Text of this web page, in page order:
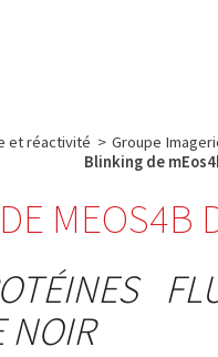
et réactivité > Groupe
Blinking de
MEOS4B
NOIR